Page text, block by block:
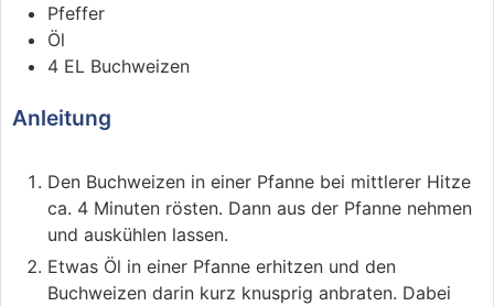
Pfeffer
Öl
4 EL Buchweizen
Anleitung
Den Buchweizen in einer Pfanne bei mittlerer Hitze
ca. 4 Minuten rösten. Dann aus der Pfanne nehmen
und auskühlen lassen.
Etwas Öl in einer Pfanne erhitzen und den
Buchweizen darin kurz knusprig anbraten. Dabei